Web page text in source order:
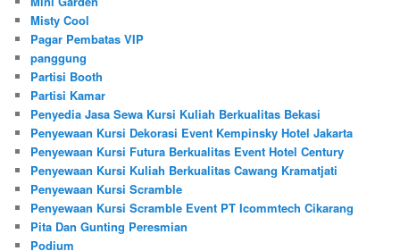
Misty Cool
Pagar Pembatas VIP
panggung
Partisi Booth
Partisi Kamar
Penyedia Jasa Sewa Kursi Kuliah Berkualitas Bekasi
Penyewaan Kursi Dekorasi Event Kempinsky Hotel Jakarta
Penyewaan Kursi Futura Berkualitas Event Hotel Century
Penyewaan Kursi Kuliah Berkualitas Cawang Kramatjati
Penyewaan Kursi Scramble
Penyewaan Kursi Scramble Event PT Icommtech Cikarang
Pita Dan Gunting Peresmian
Podium